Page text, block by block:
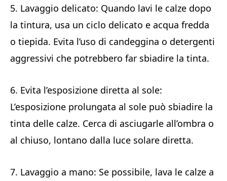
5. Lavaggio delicato: Quando lavi le calze dopo
la tintura, usa un ciclo delicato e acqua fredda
o tiepida. Evita l’uso di candeggina o detergenti
aggressivi che potrebbero far sbiadire la tinta.
6. Evita l’esposizione diretta al sole:
L’esposizione prolungata al sole può sbiadire la
tinta delle calze. Cerca di asciugarle all’ombra o
al chiuso, lontano dalla luce solare diretta.
7. Lavaggio a mano: Se possibile, lava le calze a